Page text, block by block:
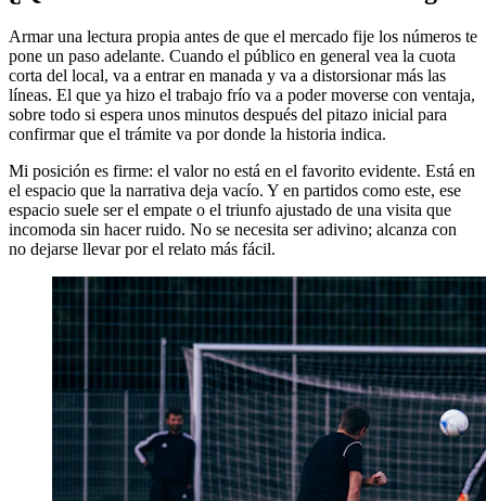
Armar una lectura propia antes de que el mercado fije los números te
pone un paso adelante. Cuando el público en general vea la cuota
corta del local, va a entrar en manada y va a distorsionar más las
líneas. El que ya hizo el trabajo frío va a poder moverse con ventaja,
sobre todo si espera unos minutos después del pitazo inicial para
confirmar que el trámite va por donde la historia indica.
Mi posición es firme: el valor no está en el favorito evidente. Está en
el espacio que la narrativa deja vacío. Y en partidos como este, ese
espacio suele ser el empate o el triunfo ajustado de una visita que
incomoda sin hacer ruido. No se necesita ser adivino; alcanza con
no dejarse llevar por el relato más fácil.